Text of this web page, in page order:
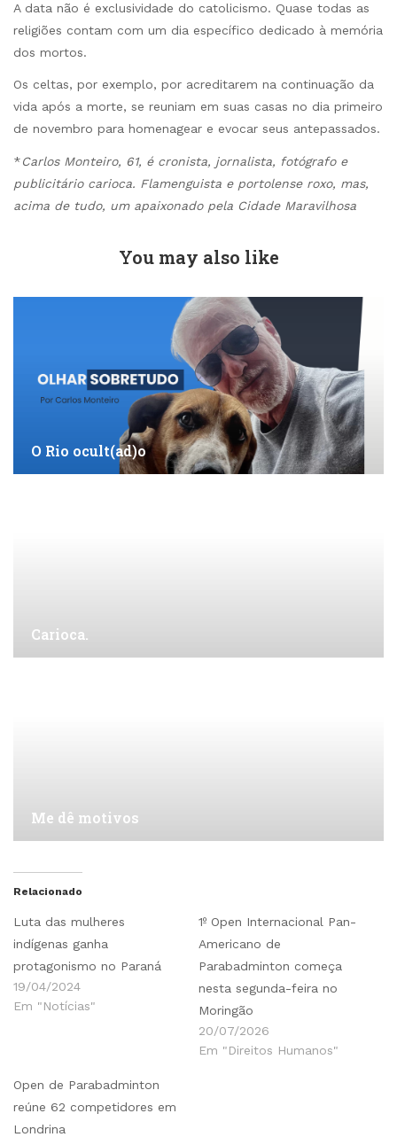
A data não é exclusividade do catolicismo. Quase todas as
religiões contam com um dia específico dedicado à memória
dos mortos.
Os celtas, por exemplo, por acreditarem na continuação da
vida após a morte, se reuniam em suas casas no dia primeiro
de novembro para homenagear e evocar seus antepassados.
*Carlos Monteiro, 61, é cronista, jornalista, fotógrafo e
publicitário carioca. Flamenguista e portolense roxo, mas,
acima de tudo, um apaixonado pela Cidade Maravilhosa
You may also like
O Rio ocult(ad)o
Carioca.
Me dê motivos
Relacionado
Luta das mulheres
indígenas ganha
protagonismo no Paraná
19/04/2024
Em "Notícias"
1º Open Internacional Pan-
Americano de
Parabadminton começa
nesta segunda-feira no
Moringão
20/07/2026
Em "Direitos Humanos"
Open de Parabadminton
reúne 62 competidores em
Londrina